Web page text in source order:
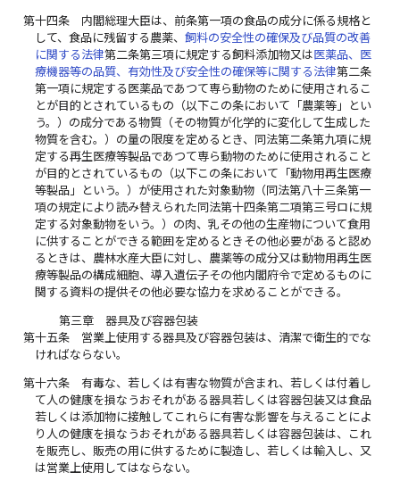
第十四条
内閣総理大臣は、前条第一項の食品の成分に係る規格と
して、食品に残留する農薬、飼料の安全性の確保及び品質の改善
に関する法律第二条第三項に規定する飼料添加物又は医薬品、医
療機器等の品質、有効性及び安全性の確保等に関する法律第二条
第一項に規定する医薬品であつて専ら動物のために使用されるこ
とが目的とされているもの（以下この条において「農薬等」とい
う。）の成分である物質（その物質が化学的に変化して生成した
物質を含む。）の量の限度を定めるとき、同法第二条第九項に規
定する再生医療等製品であつて専ら動物のために使用されること
が目的とされているもの（以下この条において「動物用再生医療
等製品」という。）が使用された対象動物（同法第八十三条第一
項の規定により読み替えられた同法第十四条第二項第三号ロに規
定する対象動物をいう。）の肉、乳その他の生産物について食用
に供することができる範囲を定めるときその他必要があると認め
るときは、農林水産大臣に対し、農薬等の成分又は動物用再生医
療等製品の構成細胞、導入遺伝子その他内閣府令で定めるものに
関する資料の提供その他必要な協力を求めることができる。
第三章 器具及び容器包装
第十五条
営業上使用する器具及び容器包装は、清潔で衛生的でな
ければならない。
第十六条
有毒な、若しくは有害な物質が含まれ、若しくは付着し
て人の健康を損なうおそれがある器具若しくは容器包装又は食品
若しくは添加物に接触してこれらに有害な影響を与えることによ
り人の健康を損なうおそれがある器具若しくは容器包装は、これ
を販売し、販売の用に供するために製造し、若しくは輸入し、又
は営業上使用してはならない。